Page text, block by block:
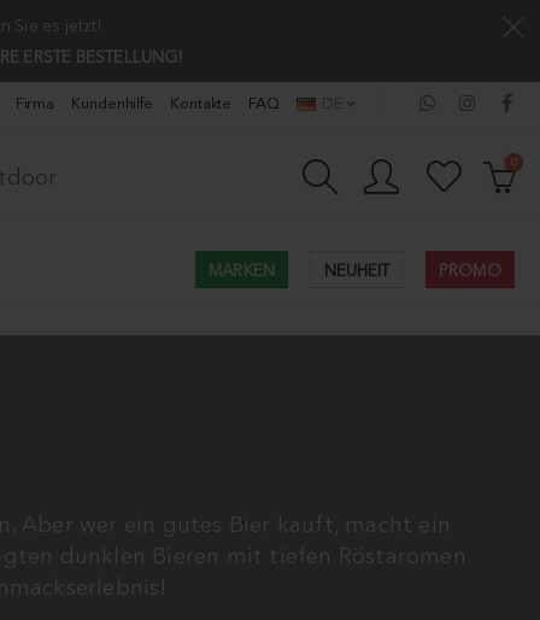
Sie es jetzt!
ERSTE BESTELLUNG!
Firma Kundenhilfe Kontakte FAQ DE
0
MARKEN NEUHEIT PROMO
Aber wer ein gutes Bier kauft, macht ein
dunklen Bieren mit tiefen Röstaromen